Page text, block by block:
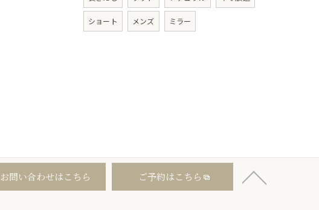
ショート メンズ ミラー
お問い合わせはこちら ご予約はこちら